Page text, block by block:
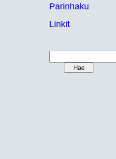
Parinhaku
Linkit